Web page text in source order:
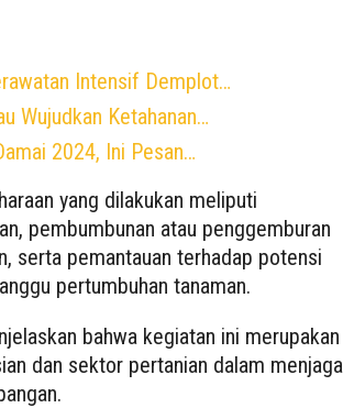
Intensif Demplot…
Wujudkan Ketahanan…
2024, Ini Pesan…
yang dilakukan meliputi
pembumbunan atau penggemburan
serta pemantauan terhadap potensi
pertumbuhan tanaman.
bahwa kegiatan ini merupakan
dan sektor pertanian dalam menjaga